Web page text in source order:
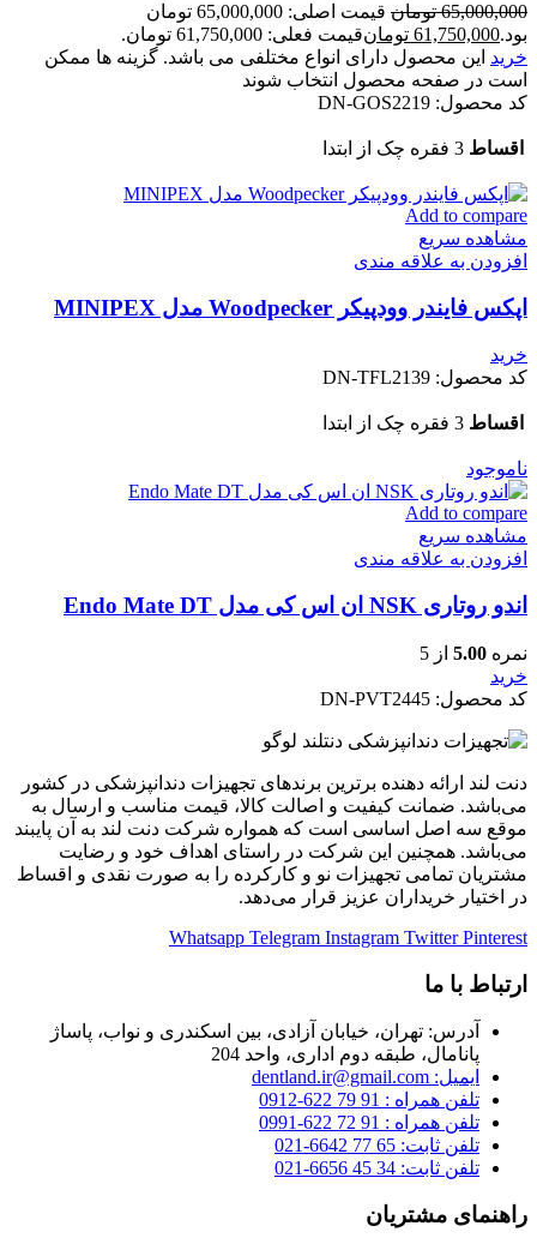
65,000,000 تومان
قیمت اصلی: 65,000,000 تومان
بود.61,750,000 تومانقیمت فعلی: 61,750,000 تومان.
خرید این محصول دارای انواع مختلفی می باشد. گزینه ها ممکن
است در صفحه محصول انتخاب شوند
کد محصول: DN-GOS2219
اقساط 3 فقره چک از ابتدا
Add to compare
مشاهده سریع
افزودن به علاقه مندی
اپکس فایندر وودپیکر Woodpecker مدل MINIPEX
خرید
کد محصول: DN-TFL2139
اقساط 3 فقره چک از ابتدا
ناموجود
Add to compare
مشاهده سریع
افزودن به علاقه مندی
اندو روتاری NSK ان اس کی مدل Endo Mate DT
نمره 5.00 از 5
خرید
کد محصول: DN-PVT2445
دنت لند ارائه دهنده برترین برندهای تجهیزات دندانپزشکی در کشور
می‌باشد. ضمانت کیفیت و اصالت کالا، قیمت مناسب و ارسال به
موقع سه اصل اساسی است که همواره شرکت دنت لند به آن پایبند
می‌باشد. همچنین این شرکت در راستای اهداف خود و رضایت
مشتریان تمامی تجهیزات نو و کارکرده را به صورت نقدی و اقساط
در اختیار خریداران عزیز قرار می‌دهد.
Whatsapp Telegram Instagram Twitter Pinterest
ارتباط با ما
آدرس: تهران، خیابان آزادی، بین اسکندری و نواب، پاساژ
پانامال، طبقه دوم اداری، واحد 204
ایمیل: dentland.ir@gmail.com
تلفن همراه : 91 79 622-0912
تلفن همراه : 91 72 622-0991
تلفن ثابت: 65 77 6642-021
تلفن ثابت: 34 45 6656-021
راهنمای مشتریان